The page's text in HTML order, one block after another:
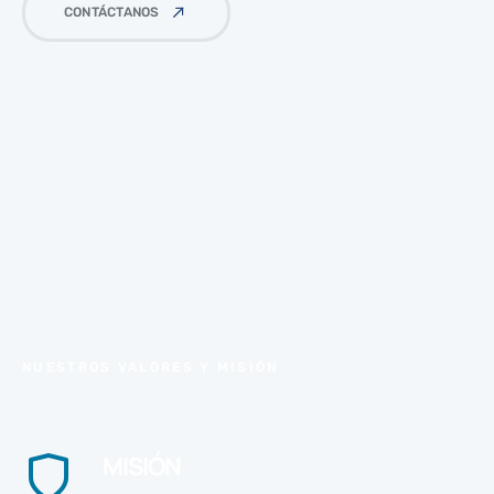
CONTÁCTANOS